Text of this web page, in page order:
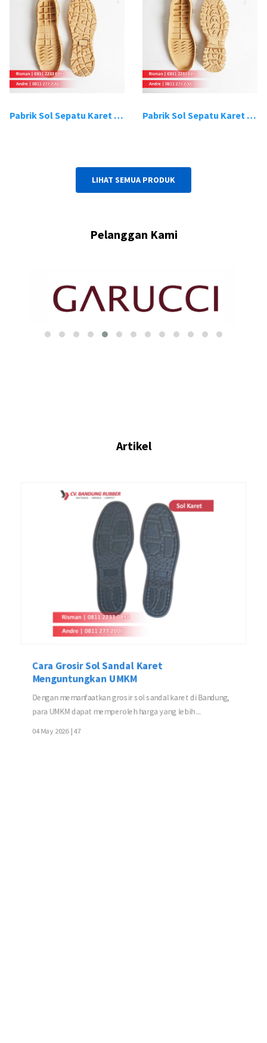
Pabrik Sol Sepatu Karet Bandung 19 Pabrik Sol Sepatu Karet Bandung 20
LIHAT SEMUA PRODUK
Pelanggan Kami
Artikel
Cara Grosir Sol Sandal Karet
Menguntungkan UMKM
Dengan memanfaatkan grosir sol sandal karet di Bandung,
para UMKM dapat memperoleh harga yang lebih ...
04 May 2026 |47